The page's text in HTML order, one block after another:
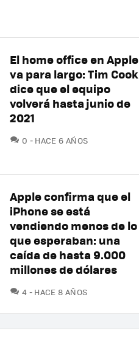
El home office en Apple
va para largo: Tim Cook
dice que el equipo
volverá hasta junio de
2021
0 COMENTARIOS
HACE 6 AÑOS
Apple confirma que el
iPhone se está
vendiendo menos de lo
que esperaban: una
caída de hasta 9.000
millones de dólares
4 COMENTARIOS
HACE 8 AÑOS